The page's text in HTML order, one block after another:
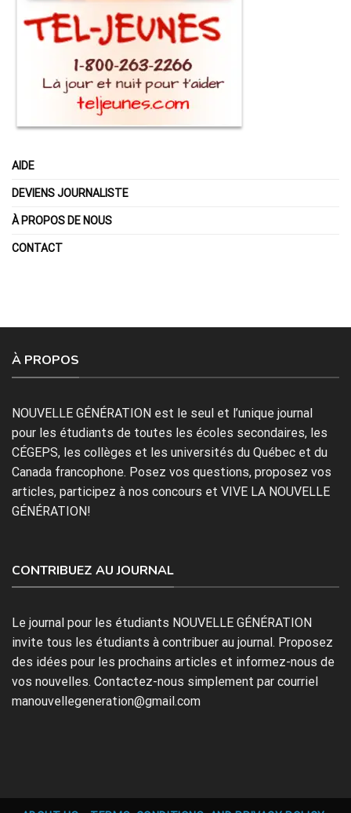
AIDE
DEVIENS JOURNALISTE
À PROPOS DE NOUS
CONTACT
À PROPOS
NOUVELLE GÉNÉRATION est le seul et l’unique journal
pour les étudiants de toutes les écoles secondaires, les
CÉGEPS, les collèges et les universités du Québec et du
Canada francophone. Posez vos questions, proposez vos
articles, participez à nos concours et VIVE LA NOUVELLE
GÉNÉRATION!
CONTRIBUEZ AU JOURNAL
Le journal pour les étudiants NOUVELLE GÉNÉRATION
invite tous les étudiants à contribuer au journal. Proposez
des idées pour les prochains articles et informez-nous de
vos nouvelles. Contactez-nous simplement par courriel
manouvellegeneration@gmail.com